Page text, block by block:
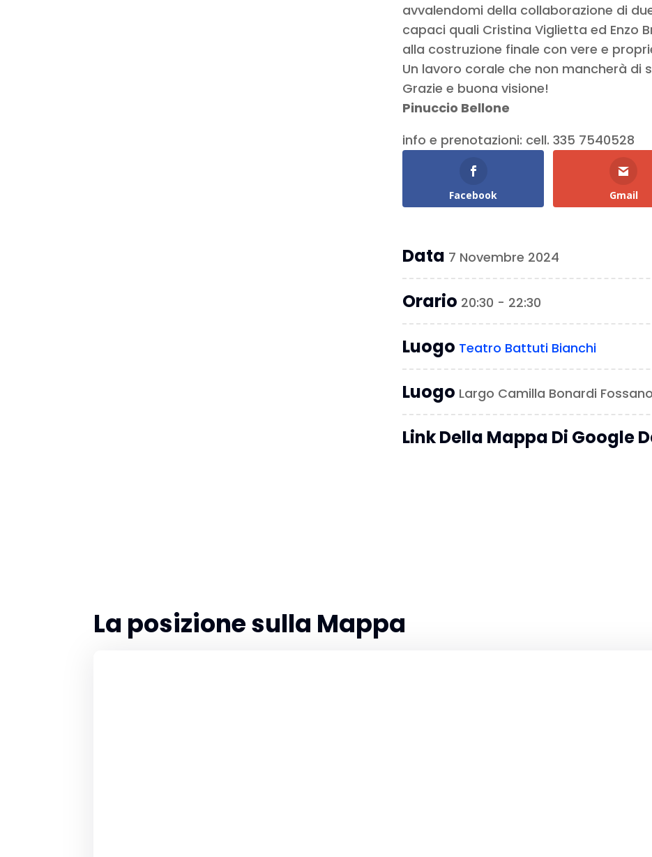
avvalendomi della collaborazione di
capaci quali Cristina Viglietta ed Enzo
alla costruzione finale con vere e
Un lavoro corale che non mancherà di
Grazie e buona visione!
Pinuccio Bellone
info e prenotazioni: cell. 335 7540528
Facebook Gmail
Data 7 Novembre 2024
Orario 20:30 - 22:30
Luogo Teatro Battuti Bianchi
Luogo Largo Camilla Bonardi
Link Della Mappa Di Google
La posizione sulla Mappa